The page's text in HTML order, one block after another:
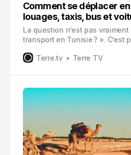
Comment se déplacer
louages, taxis, bus et
La question n’est pas
transport en Tunisie ? ». C’est
la vie.Terre.tv Terre TV